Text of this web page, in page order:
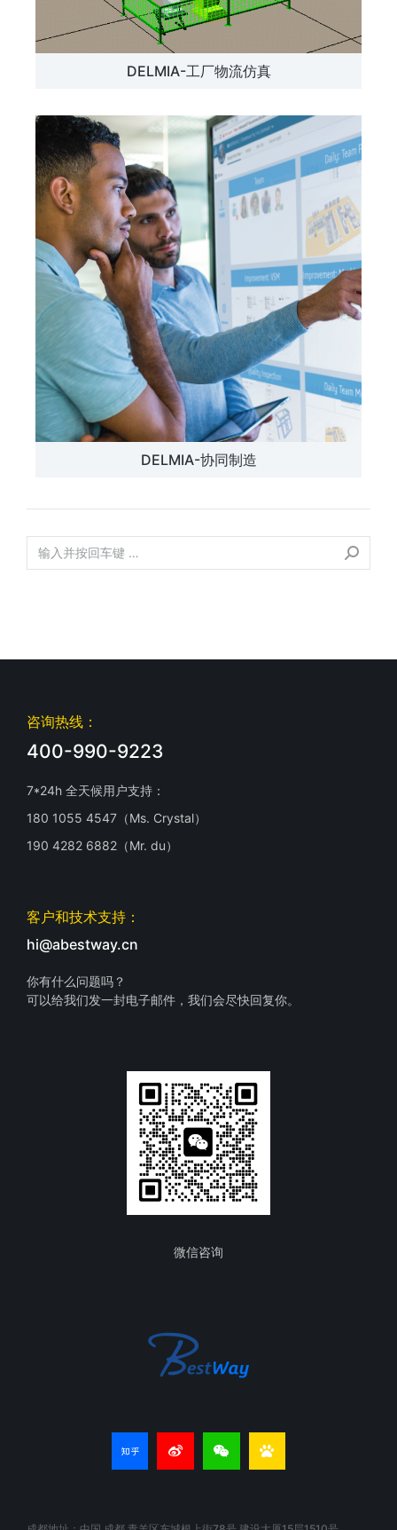
DELMIA-工厂物流仿真
DELMIA-协同制造
咨询热线：
400-990-9223
7*24h 全天候用户支持：
180 1055 4547（Ms. Crystal）
190 4282 6882（Mr. du）
客户和技术支持：
hi@abestway.cn
你有什么问题吗？
可以给我们发一封电子邮件，我们会尽快回复你。
微信咨询